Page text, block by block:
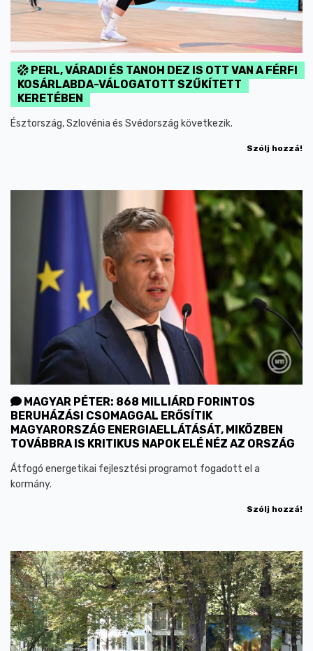
PERL, VÁRADI ÉS TANOH DEZ IS OTT VAN A FÉRFI
KOSÁRLABDA-VÁLOGATOTT SZŰKÍTETT
KERETÉBEN
Észtország, Szlovénia és Svédország következik.
Szólj hozzá!
MAGYAR PÉTER: 868 MILLIÁRD FORINTOS
BERUHÁZÁSI CSOMAGGAL ERŐSÍTIK
MAGYARORSZÁG ENERGIAELLÁTÁSÁT, MIKÖZBEN
TOVÁBBRA IS KRITIKUS NAPOK ELÉ NÉZ AZ ORSZÁG
Átfogó energetikai fejlesztési programot fogadott el a
kormány.
Szólj hozzá!